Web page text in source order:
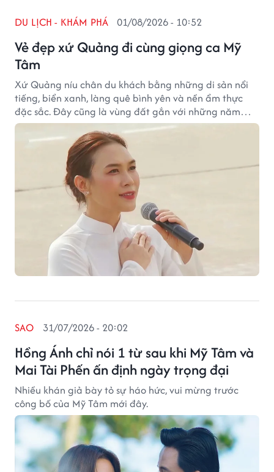
Vẻ đẹp xứ Quảng đi cùng giọng ca Mỹ
Tâm
DU LỊCH - KHÁM PHÁ 01/08/2026 - 10:52
Xứ Quảng níu chân du khách bằng những di sản nổi
tiếng, biển xanh, làng quê bình yên và nền ẩm thực
đặc sắc. Đây cũng là vùng đất gắn với những năm
tháng tuổi thơ của ca sĩ Mỹ Tâm.
Hồng Ánh chỉ nói 1 từ sau khi Mỹ Tâm và
Mai Tài Phến ấn định ngày trọng đại
SAO 31/07/2026 - 20:02
Nhiều khán giả bày tỏ sự háo hức, vui mừng trước
công bố của Mỹ Tâm mới đây.